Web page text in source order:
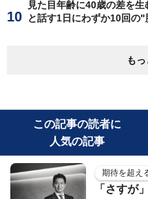
見た目年齢に40歳の差を
と話す1日にわずか10回の
も
この記事の読者に
人気の記事
期待を超え
「さすが